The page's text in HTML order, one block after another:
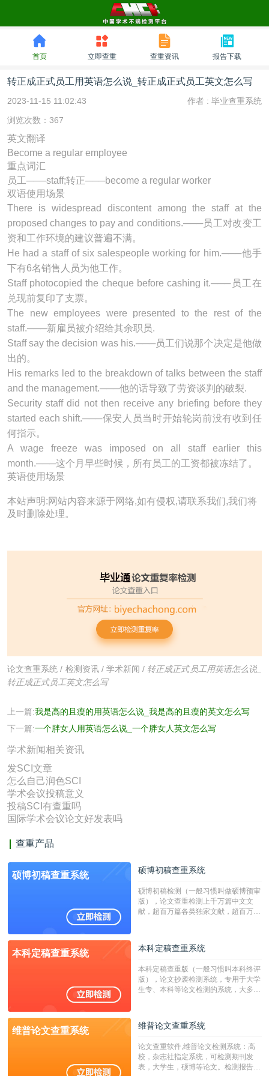
首页 立即查重 查重资讯 报告下载
转正成正式员工用英语怎么说_转正成正式员工英文怎么写
2023-11-15 11:02:43 作者 : 毕业查重系统
浏览次数：367
英文翻译
Become a regular employee
重点词汇
员工───staff;转正───become a regular worker
双语使用场景
There is widespread discontent among thestaffat the
proposed changes to pay and conditions.───员工对改变工
资和工作环境的建议普遍不满。
He had a staffof six salespeople working for him.───他手
下有6名销售人员为他工作。
Staff photocopied the cheque before cashing it.───员工在
兑现前复印了支票。
The new employees were presented to the rest of the
staff.───新雇员被介绍给其余职员.
Staff say the decision was his.───员工们说那个决定是他做
出的。
His remarks led to the breakdown of talks between the staff
and the management.───他的话导致了劳资谈判的破裂.
Securitystaffdid not then receive any briefing before they
started each shift.───保安人员当时开始轮岗前没有收到任
何指示。
A wage freeze was imposed on allstaffearlier this
month.───这个月早些时候，所有员工的工资都被冻结了。
英语使用场景
本站声明:网站内容来源于网络,如有侵权,请联系我们,我们将
及时删除处理。
论文查重系统 / 检测资讯/ 学术新闻 / 转正成正式员工用英语怎么说_
转正成正式员工英文怎么写
上一篇:我是高的且瘦的用英语怎么说_我是高的且瘦的英文怎么写
下一篇:一个胖女人用英语怎么说_一个胖女人英文怎么写
学术新闻相关资讯
发SCI文章
怎么自己润色SCI
学术会议投稿意义
投稿SCI有查重吗
国际学术会议论文好发表吗
查重产品
硕博初稿查重系统 硕博初稿查重系统
硕博初稿检测（一般习惯叫做硕博预审
版），论文查重检测上千万篇中文文
献，超百万篇各类独家文献，超百万港
校用来检测硕博论文的系统，检测范围
广，数据来源真实，检测算法合理!本
字符数30万）
本科定稿查重系统 本科定稿查重系统
本科定稿查重版（一般习惯叫本科终评
版），论文抄袭检测系统，专用于大学
生专、本科等论文检测的系统，大多数
维普论文查重系统 维普论文查重系统
论文查重软件,维普论文检测系统：高
校，杂志社指定系统，可检测期刊发
表，大学生，硕博等论文。检测报告支